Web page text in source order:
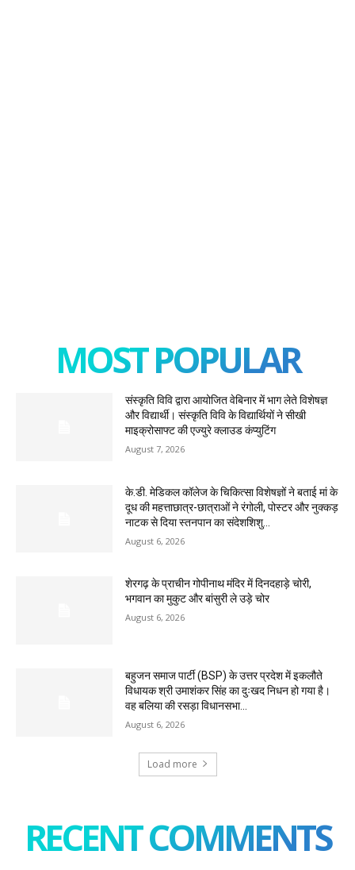
MOST POPULAR
संस्कृति विवि द्वारा आयोजित वेबिनार में भाग लेते विशेषज्ञ
और विद्यार्थी। संस्कृति विवि के विद्यार्थियों ने सीखी
माइक्रोसाफ्ट की एज्युरे क्लाउड कंप्युटिंग
August 7, 2026
के.डी. मेडिकल कॉलेज के चिकित्सा विशेषज्ञों ने बताई मां के
दूध की महत्ताछात्र-छात्राओं ने रंगोली, पोस्टर और नुक्कड़
नाटक से दिया स्तनपान का संदेशशिशु...
August 6, 2026
शेरगढ़ के प्राचीन गोपीनाथ मंदिर में दिनदहाड़े चोरी,
भगवान का मुकुट और बांसुरी ले उड़े चोर
August 6, 2026
बहुजन समाज पार्टी (BSP) के उत्तर प्रदेश में इकलौते
विधायक श्री उमाशंकर सिंह का दुःखद निधन हो गया है।
वह बलिया की रसड़ा विधानसभा...
August 6, 2026
Load more
RECENT COMMENTS